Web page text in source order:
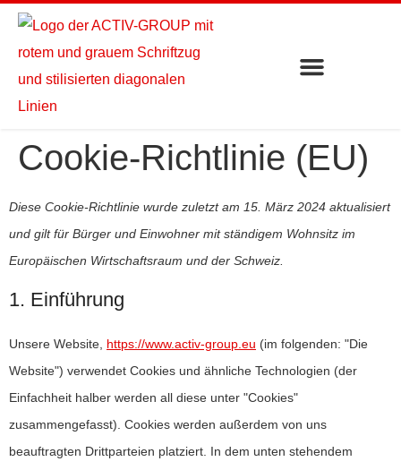
Cookie-Richtlinie (EU)
Diese Cookie-Richtlinie wurde zuletzt am 15. März 2024 aktualisiert
und gilt für Bürger und Einwohner mit ständigem Wohnsitz im
Europäischen Wirtschaftsraum und der Schweiz.
1. Einführung
Unsere Website, https://www.activ-group.eu (im folgenden: "Die
Website") verwendet Cookies und ähnliche Technologien (der
Einfachheit halber werden all diese unter "Cookies"
zusammengefasst). Cookies werden außerdem von uns
beauftragten Drittparteien platziert. In dem unten stehendem